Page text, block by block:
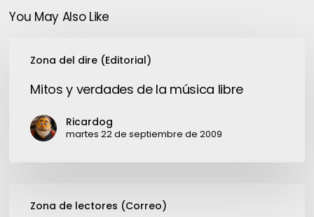
You May Also Like
Zona del dire (Editorial)
música
Mitos y verdades de la música libre
Ricardog
martes 22 de septiembre de 2009
Zona de lectores (Correo)
Nikon